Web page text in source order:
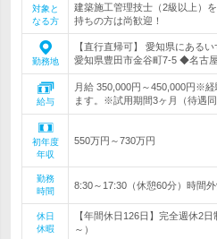
対象と
なる方
建築施工管理技士（2級以上）
持ちの方は尚歓迎！
勤務地
【直行直帰可】 愛知県にある
愛知県豊田市金谷町7-5 ◆名古
給与
月給 350,000円～450,000円※
ます。※試用期間3ヶ月（待遇
初年度
年収
550万円～730万円
勤務
時間
8:30～17:30（休憩60分）時間
休日
休暇
【年間休日126日】完全週休2
～）